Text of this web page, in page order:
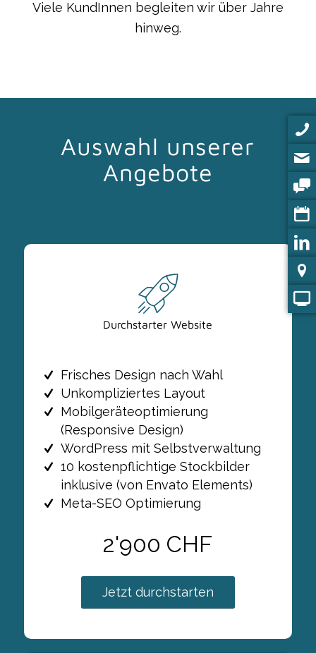
Viele KundInnen begleiten wir über Jahre
hinweg.
Auswahl unserer
Angebote
Durchstarter Website
Frisches Design nach Wahl
Unkompliziertes Layout
Mobilgeräteoptimierung
(Responsive Design)
WordPress mit Selbstverwaltung
10 kostenpflichtige Stockbilder
inklusive (von Envato Elements)
Meta-SEO Optimierung
2'900 CHF
Jetzt durchstarten